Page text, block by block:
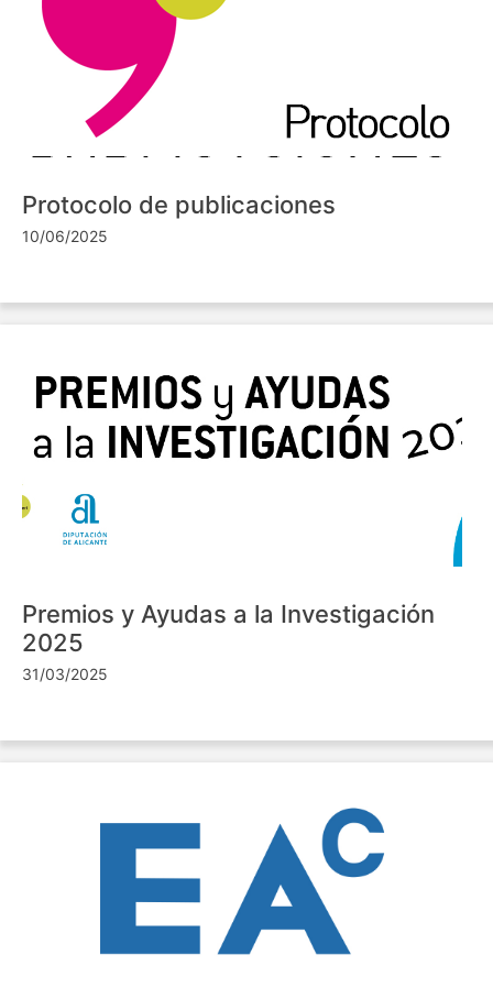
Protocolo de publicaciones
10/06/2025
Premios y Ayudas a la Investigación
2025
31/03/2025